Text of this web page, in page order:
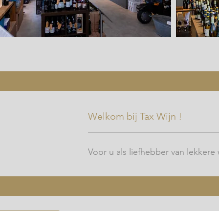
Welkom bij Tax Wijn !
Voor u als liefhebber van lekkere